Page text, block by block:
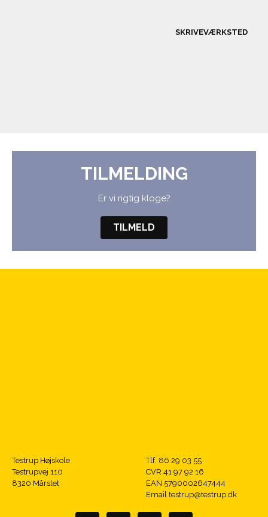
SKRIVEVÆRKSTED
TILMELDING
Er vi rigtig kloge?
TILMELD
Testrup Højskole
Testrupvej 110
8320 Mårslet
Tlf. 86 29 03 55
CVR 41 97 92 16
EAN 5790002647444
Email testrup@testrup.dk